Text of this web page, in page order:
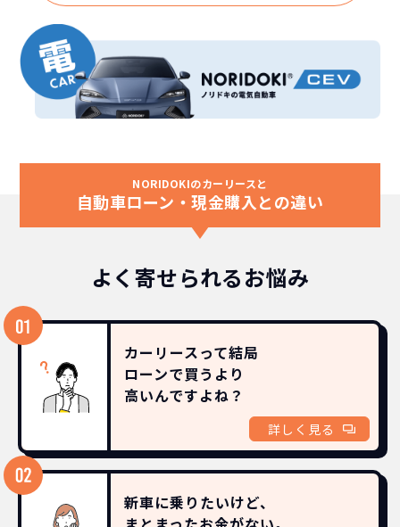
NORIDOKIのカーリースと
自動車ローン・現金購入との違い
よく寄せられるお悩み
カーリースって結局
ローンで買うより
高いんですよね？
詳しく見る
新車に乗りたいけど、